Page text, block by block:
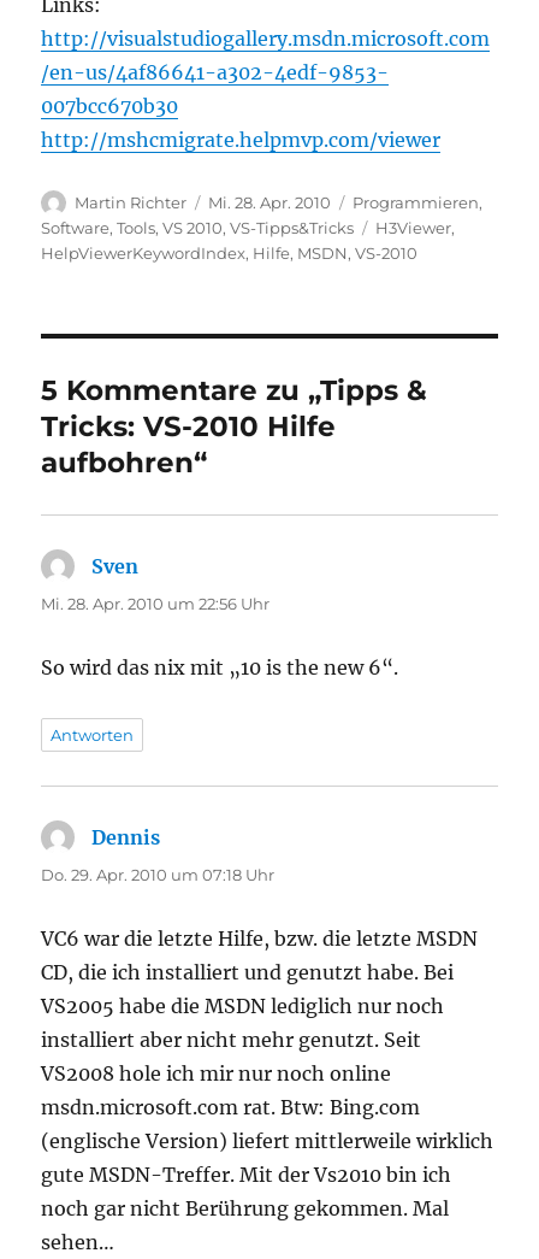
Links:
http://visualstudiogallery.msdn.microsoft.com
/en-us/4af86641-a302-4edf-9853-
007bcc670b30
http://mshcmigrate.helpmvp.com/viewer
Autor
Martin Richter
Veröffentlicht
am
Mi. 28. Apr. 2010 Kategorien
Programmieren,
Software,Tools,VS 2010,VS-Tipps&Tricks Schlagwörter
H3Viewer,
HelpViewerKeywordIndex, Hilfe, MSDN,VS-2010
5 Kommentare zu „Tipps &
Tricks: VS-2010 Hilfe
aufbohren“
Sven
Mi. 28. Apr. 2010 um 22:56 Uhr
So wird das nix mit „10 is the new 6“.
Antworten
Dennis
Do. 29. Apr. 2010 um 07:18 Uhr
VC6 war die letzte Hilfe, bzw. die letzte MSDN
CD, die ich installiert und genutzt habe. Bei
VS2005 habe die MSDN lediglich nur noch
installiert aber nicht mehr genutzt. Seit
VS2008 hole ich mir nur noch online
msdn.microsoft.com rat. Btw: Bing.com
(englische Version) liefert mittlerweile wirklich
gute MSDN-Treffer. Mit der Vs2010 bin ich
noch gar nicht Berührung gekommen. Mal
sehen…